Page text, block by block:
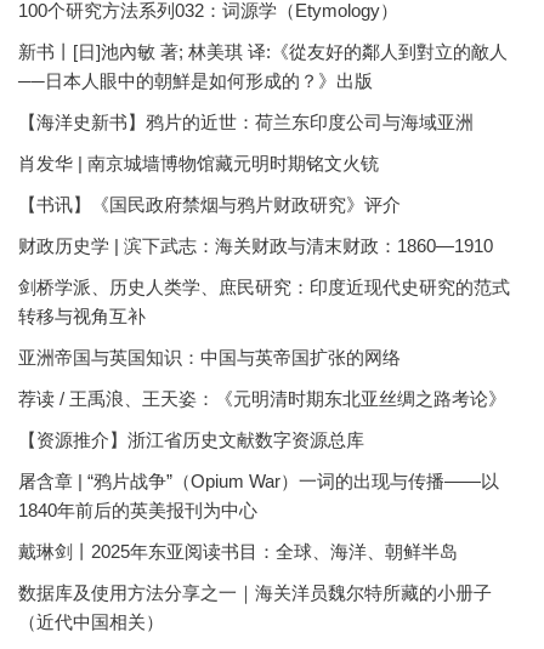
100个研究方法系列032：词源学（Etymology）
新书丨[日]池內敏 著; 林美琪 译:《從友好的鄰人到對立的敵人
──日本人眼中的朝鮮是如何形成的？》出版
【海洋史新书】鸦片的近世：荷兰东印度公司与海域亚洲
肖发华 | 南京城墙博物馆藏元明时期铭文火铳
【书讯】《国民政府禁烟与鸦片财政研究》评介
财政历史学 | 滨下武志：海关财政与清末财政：1860—1910
剑桥学派、历史人类学、庶民研究：印度近现代史研究的范式
转移与视角互补
亚洲帝国与英国知识：中国与英帝国扩张的网络
荐读 / 王禹浪、王天姿：《元明清时期东北亚丝绸之路考论》
【资源推介】浙江省历史文献数字资源总库
屠含章 | “鸦片战争”（Opium War）一词的出现与传播——以
1840年前后的英美报刊为中心
戴琳剑丨2025年东亚阅读书目：全球、海洋、朝鲜半岛
数据库及使用方法分享之一｜海关洋员魏尔特所藏的小册子
（近代中国相关）